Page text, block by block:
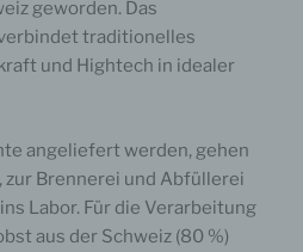
geworden. Das
traditionelles
und Hightech in idealer
angeliefert werden, gehen
Brennerei und Abfüllerei
Labor. Für die Verarbeitung
aus der Schweiz (80 %)